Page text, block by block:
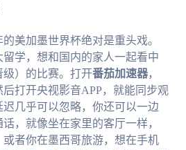
美加墨世界杯绝对是重头戏。
学，想和国内的家人一起看中
级）的比赛。打开番茄加速器，
打开央视影音APP，就能同步观
几乎可以忽略，你还可以一边
，就像坐在家里的客厅一样，
者你在墨西哥旅游，想在手机